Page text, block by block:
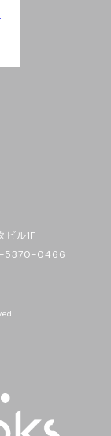
ル1F
5370-0466